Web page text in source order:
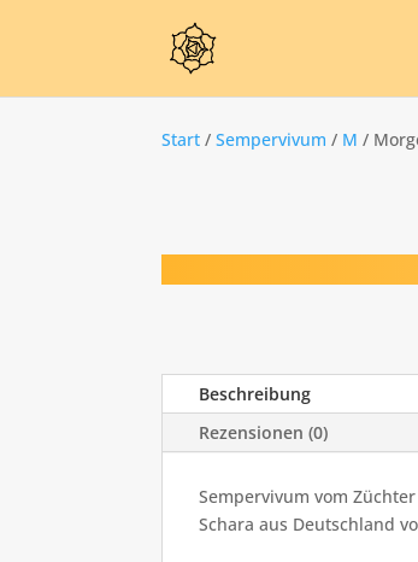
Start /Sempervivum / M /
Beschreibung
Rezensionen (0)
Sempervivum vom
Schara aus Deutschland